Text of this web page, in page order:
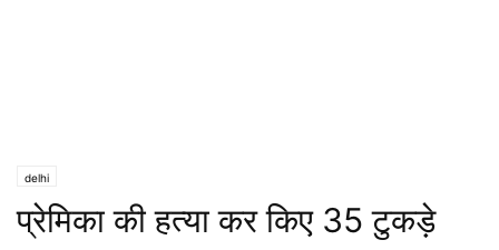
delhi
प्रेमिका की हत्या कर किए 35 टुकड़े